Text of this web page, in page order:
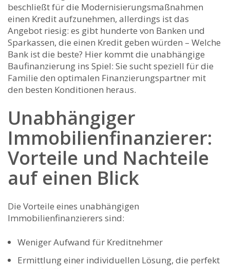
beschließt für die Modernisierungsmaßnahmen
einen Kredit aufzunehmen, allerdings ist das
Angebot riesig: es gibt hunderte von Banken und
Sparkassen, die einen Kredit geben würden – Welche
Bank ist die beste? Hier kommt die unabhängige
Baufinanzierung ins Spiel: Sie sucht speziell für die
Familie den optimalen Finanzierungspartner mit
den besten Konditionen heraus.
Unabhängiger
Immobilienfinanzierer:
Vorteile und Nachteile
auf einen Blick
Die Vorteile eines unabhängigen
Immobilienfinanzierers sind:
Weniger Aufwand für Kreditnehmer
Ermittlung einer individuellen Lösung, die perfekt